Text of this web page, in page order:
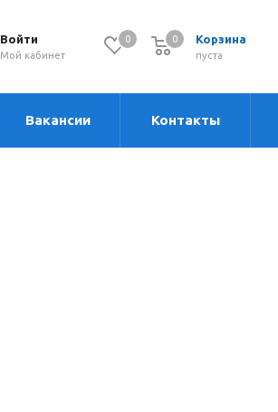
0 Корзина
0
пуста
0
Войти
Мой кабинет
Вакансии Контакты